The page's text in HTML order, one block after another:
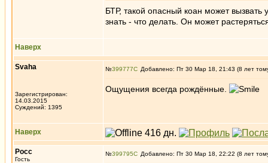
БТР, такой опасный коан может вызвать
знать - что делать. Он может
Наверх
Svaha
Зарегистрирован:
14.03.2015
Суждений: 1395
№399777 Добавлено: Пт 30 Мар 18, 21:43 (8 лет
Ощущения всегда рождённые.
Наверх
Росс
Гость
№399795 Добавлено: Пт 30 Мар 18, 22:22 (8 лет